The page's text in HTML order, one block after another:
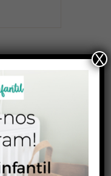
Twitear
este
producto
Email This
X